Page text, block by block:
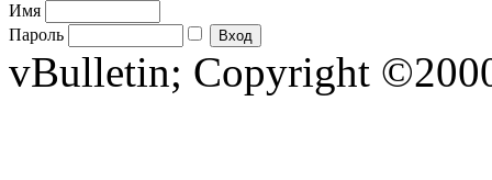
Имя
Пароль
vBulletin; Copyright